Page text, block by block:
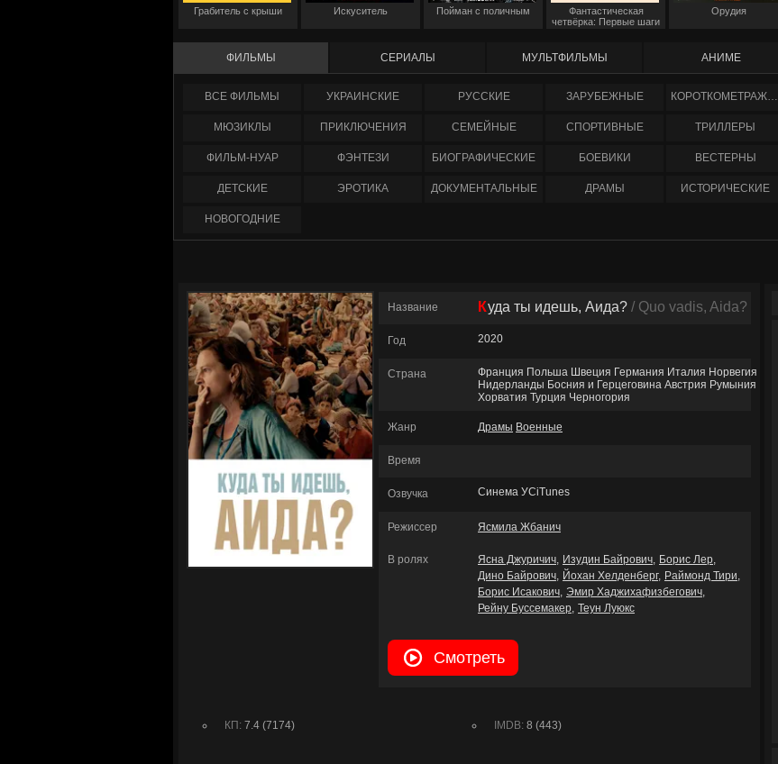
Грабитель с крыши Искуситель Пойман с поличным
Фантастическая
четвёрка: Первые шаги
Орудия
ФИЛЬМЫ СЕРИАЛЫ МУЛЬТФИЛЬМЫ АНИМЕ
ФИЛЬМЫ УКРАИНCКИЕ РУССКИЕ ЗАРУБЕЖНЫЕ КОРОТКОМЕТРАЖНЫЕ
МЮЗИКЛЫ ПРИКЛЮЧЕНИЯ СЕМЕЙНЫЕ СПОРТИВНЫЕ ТРИЛЛЕРЫ
ФИЛЬМ-НУАР ФЭНТЕЗИ БИОГРАФИЧЕСКИЕ БОЕВИКИ ВЕСТЕРНЫ
ДЕТСКИЕ ЭРОТИКА ДОКУМЕНТАЛЬНЫЕ ДРАМЫ ИСТОРИЧЕСКИЕ
НОВОГОДНИЕ
Название Куда ты идешь, Аида? / Quo vadis, Aida?
Год 2020
Страна
Франция Польша Швеция Германия Италия Норвегия
Нидерланды Босния и Герцеговина Австрия Румыния
Хорватия Турция Черногория
Жанр Драмы Военные
Время
Озвучка Синема УСiTunes
Режиссер Ясмила Жбанич
В ролях Ясна Джуричич Изудин Байрович
Борис Лер
Дино Байрович
Йохан Хелденберг
Раймонд Тири
Борис Исакович Эмир Хаджихафизбегович
Рейну Буссемакер Теун Луюкс
Смотреть
КП: 7.4 (7174) IMDB:8 (443)